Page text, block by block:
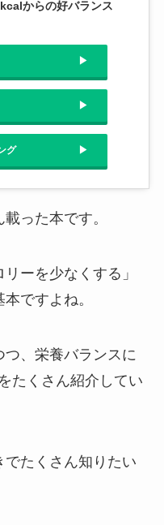
からの好バランス
グ
った本です。
ーを少なくする」
ですよね。
、栄養バランスに
たくさん紹介してい
たくさん知りたい